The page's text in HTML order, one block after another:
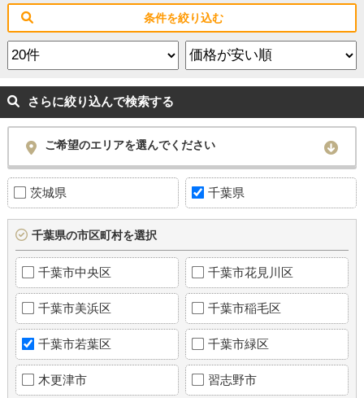
条件を絞り込む
さらに絞り込んで検索する
ご希望のエリアを選んでください
茨城県 千葉県
千葉県の市区町村を選択
千葉市中央区 千葉市花見川区
千葉市美浜区 千葉市稲毛区
千葉市若葉区 千葉市緑区
木更津市 習志野市